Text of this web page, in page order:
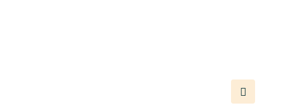
Další
produkt